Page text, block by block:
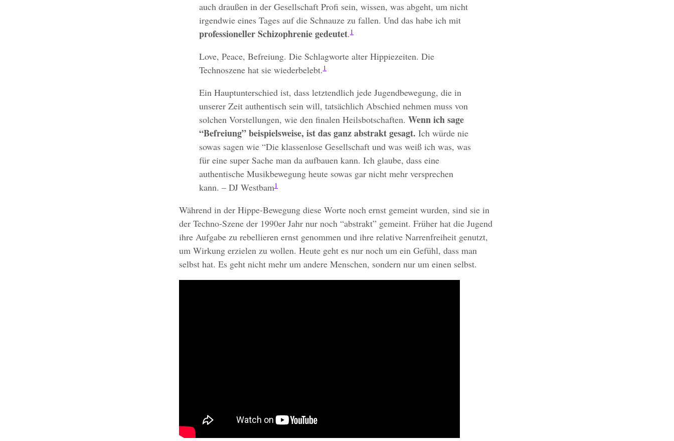
auch draußen in der Gesellschaft Profi sein, wissen, was abgeht, um nicht
irgendwie eines Tages auf die Schnauze zu fallen. Und das habe ich mit
professioneller Schizophrenie gedeutet.1
Love, Peace, Befreiung. Die Schlagworte alter Hippiezeiten. Die
Technoszene hat sie wiederbelebt.1
Ein Hauptunterschied ist, dass letztendlich jede Jugendbewegung, die in
unserer Zeit authentisch sein will, tatsächlich Abschied nehmen muss von
solchen Vorstellungen, wie den finalen Heilsbotschaften. Wenn ich sage
“Befreiung” beispielsweise, ist das ganz abstrakt gesagt. Ich würde nie
sowas sagen wie “Die klassenlose Gesellschaft und was weiß ich was, was
für eine super Sache man da aufbauen kann. Ich glaube, dass eine
authentische Musikbewegung heute sowas gar nicht mehr versprechen
kann. – DJ Westbam1
Während in der Hippe-Bewegung diese Worte noch ernst gemeint wurden, sind sie in
der Techno-Szene der 1990er Jahr nur noch “abstrakt” gemeint. Früher hat die Jugend
ihre Aufgabe zu rebellieren ernst genommen und ihre relative Narrenfreiheit genutzt,
um Wirkung erzielen zu wollen. Heute geht es nur noch um ein Gefühl, dass man
selbst hat. Es geht nicht mehr um andere Menschen, sondern nur um einen selbst.